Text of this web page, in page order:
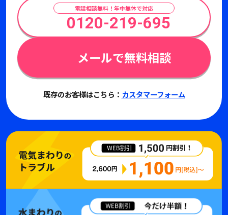
電話相談無料！年中無休で対応
0120-219-695
メールで無料相談
既存のお客様はこちら： カスタマーフォーム